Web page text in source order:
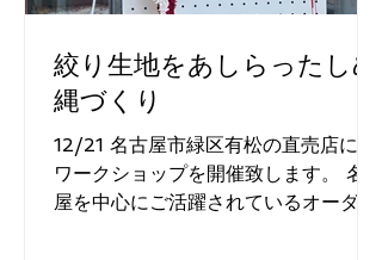
絞り生地をあしらったしめ
縄づくり
12/21 名古屋市緑区有松の直売店にて
ワークショップを開催致します。 名古
屋を中心にご活躍されているオーダー